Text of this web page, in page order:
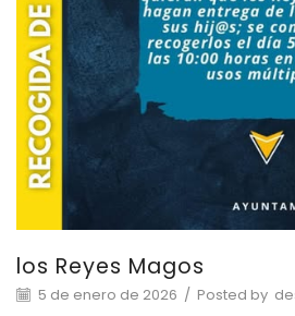
los Reyes Magos
5 de enero de 2026 / Posted by